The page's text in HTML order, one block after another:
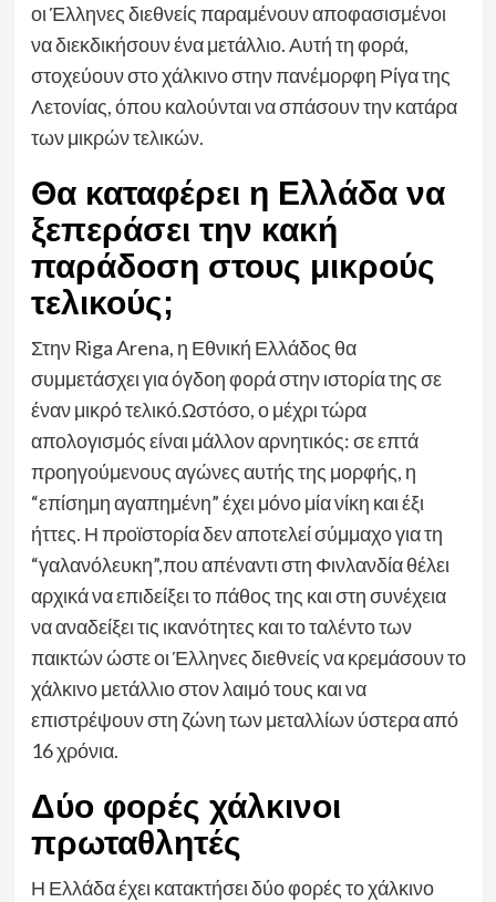
οι Έλληνες διεθνείς παραμένουν αποφασισμένοι
να διεκδικήσουν ένα μετάλλιο. Αυτή τη φορά,
στοχεύουν στο χάλκινο στην πανέμορφη Ρίγα της
Λετονίας, όπου καλούνται να σπάσουν την κατάρα
των μικρών τελικών.
Θα καταφέρει η Ελλάδα να
ξεπεράσει την κακή
παράδοση στους μικρούς
τελικούς;
Στην Riga Arena, η Εθνική Ελλάδος θα
συμμετάσχει για όγδοη φορά στην ιστορία της σε
έναν μικρό τελικό.Ωστόσο, ο μέχρι τώρα
απολογισμός είναι μάλλον αρνητικός: σε επτά
προηγούμενους αγώνες αυτής της μορφής, η
“επίσημη αγαπημένη” έχει μόνο μία νίκη και έξι
ήττες. Η προϊστορία δεν αποτελεί σύμμαχο για τη
“γαλανόλευκη”,που απέναντι στη Φινλανδία θέλει
αρχικά να επιδείξει το πάθος της και στη συνέχεια
να αναδείξει τις ικανότητες και το ταλέντο των
παικτών ώστε οι Έλληνες διεθνείς να κρεμάσουν το
χάλκινο μετάλλιο στον λαιμό τους και να
επιστρέψουν στη ζώνη των μεταλλίων ύστερα από
16 χρόνια.
Δύο φορές χάλκινοι
πρωταθλητές
Η Ελλάδα έχει κατακτήσει δύο φορές το χάλκινο